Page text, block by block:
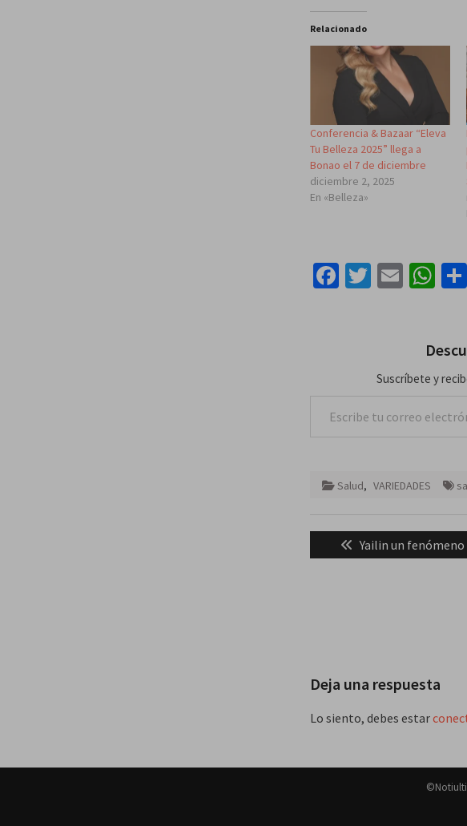
Relacionado
Conferencia & Bazaar “Eleva
Tu Belleza 2025” llega a
Bonao el 7 de diciembre
diciembre 2, 2025
En «Belleza»
Facebook
Twitter
Email
Suscríbete y
Salud, VARIEDADES
Navegación
de
Previous
post:
Yailin un
Deja una respuesta
Lo siento, debes estar